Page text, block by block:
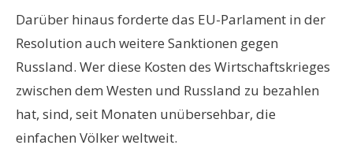
Darüber hinaus forderte das EU-Parlament in der
Resolution auch weitere Sanktionen gegen
Russland. Wer diese Kosten des Wirtschaftskrieges
zwischen dem Westen und Russland zu bezahlen
hat, sind, seit Monaten unübersehbar, die
einfachen Völker weltweit.